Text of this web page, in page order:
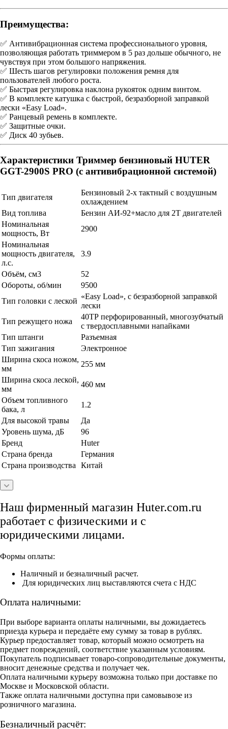
Преимущества:
✅ Антивибрационная система профессионального уровня,
позволяющая работать триммером в 5 раз дольше обычного, не
чувствуя при этом большого напряжения.
✅ Шесть шагов регулировки положения ремня для
пользователей любого роста.
✅ Быстрая регулировка наклона рукояток одним винтом.
✅ В комплекте катушка с быстрой, безразборной заправкой
лески «Easy Load».
✅ Ранцевый ремень в комплекте.
✅ Защитные очки.
✅ Диск 40 зубьев.
Характеристики Триммер бензиновый HUTER
GGT-2900S PRO (с антивибрационной системой)
Тип двигателя
Бензиновый 2-х тактный с воздушным
охлаждением
Вид топлива
Бензин АИ-92+масло для 2Т двигателей
Номинальная
мощность, Вт
2900
Номинальная
мощность двигателя,
л.с.
3.9
Объём, см3
52
Обороты, об/мин
9500
Тип головки с леской
«Easy Load», с безразборной заправкой
лески
Тип режущего ножа
40ТР перфорированный, многозубчатый
с твердосплавными напайками
Тип штанги
Разъемная
Тип зажигания
Электронное
Ширина скоса ножом,
мм
255 мм
Ширина скоса леской,
мм
460 мм
Объем топливного
бака, л
1.2
Для высокой травы
Да
Уровень шума, дБ
96
Бренд
Huter
Страна бренда
Германия
Страна производства
Китай
Наш фирменный магазин Huter.com.ru
работает с физическими и с
юридическими лицами.
Формы оплаты:
Наличный и безналичный расчет.
Для юридических лиц выставляются счета с НДС
Оплата наличными:
При выборе варианта оплаты наличными, вы дожидаетесь
приезда курьера и передаёте ему сумму за товар в рублях.
Курьер предоставляет товар, который можно осмотреть на
предмет повреждений, соответствие указанным условиям.
Покупатель подписывает товаро-сопроводительные документы,
вносит денежные средства и получает чек.
Оплата наличными курьеру возможна только при доставке по
Москве и Московской области.
Также оплата наличными доступна при самовывозе из
розничного магазина.
Безналичный расчёт: